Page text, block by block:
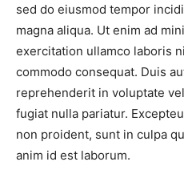
sed do eiusmod tempor
magna aliqua. Ut enim ad
exercitation ullamco laboris
commodo consequat. Duis
reprehenderit in voluptate
fugiat nulla pariatur.
non proident, sunt in culpa
anim id est laborum.